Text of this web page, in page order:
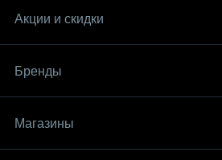
Акции и скидки
Бренды
Магазины